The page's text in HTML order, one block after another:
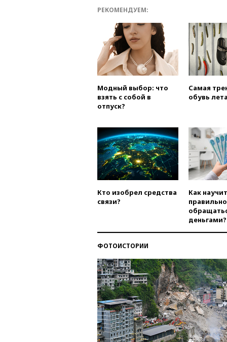
РЕКОМЕНДУЕМ:
Модный выбор: что
взять с собой в
отпуск?
Самая
обувь
Кто изобрел средства
связи?
Как
правильно
деньгами?
ФОТОИСТОРИИ